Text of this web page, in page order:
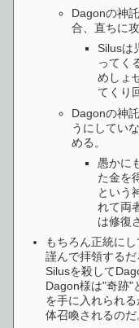
Dagonの神
合、直ちに
Silusは
ってく
めしょ
てくり
Dagonの神
うにしてい
める。
愚かに
た金を
という
れて両
は修復
もちろん正統に
謹んで拝領するだ
Silusを殺して
Dagon様は"奇跡"
を手に入れられ
体召喚されるのだ